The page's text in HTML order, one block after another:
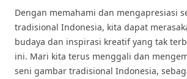
Dengan memahami dan mengapresiasi
tradisional Indonesia, kita dapat
budaya dan inspirasi kreatif yang tak
ini. Mari kita terus menggali dan
seni gambar tradisional Indonesia,